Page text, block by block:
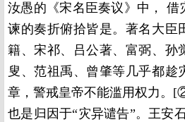
汝愚的《宋名臣奏议》中， 借
谏的奏折俯拾皆是。著名大臣
籍、宋祁、吕公著、富弼、孙
叟、范祖禹、曾肇等几乎都趁
章，警戒皇帝不能滥用权力。
也是归因于“灾异谴告”。王安